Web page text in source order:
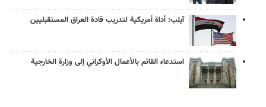
آيلب: أداة أمريكية لتدريب قادة العراق المستقبليين
استدعاء القائم بالأعمال الأوكراني إلى وزارة الخارجية